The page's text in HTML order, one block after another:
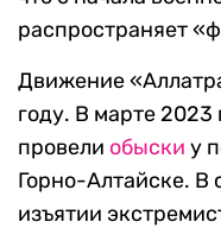
распространяет
Движение
году. В марте
провели обыски у
Горно-Алтайске. В
изъятии